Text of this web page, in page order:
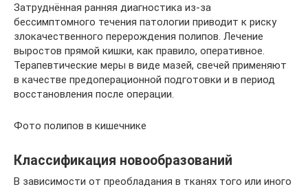
Затруднённая ранняя диагностика из-за
бессимптомного течения патологии приводит к риску
злокачественного перерождения полипов. Лечение
выростов прямой кишки, как правило, оперативное.
Терапевтические меры в виде мазей, свечей применяют
в качестве предоперационной подготовки и в период
восстановления после операции.
Фото полипов в кишечнике
Классификация новообразований
В зависимости от преобладания в тканях того или иного